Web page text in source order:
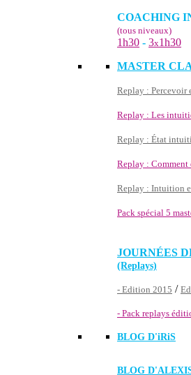
COACHING
(tous niveaux)
1h30 - 3x1h30
MASTER
Replay : Percevoir
Replay : Les
Replay : État
Replay : Comment
Replay : Intuition
Pack spécial 5
JOURNÉES
(Replays)
- Edition 2015 /
- Pack replays
BLOG D'iRiS
BLOG